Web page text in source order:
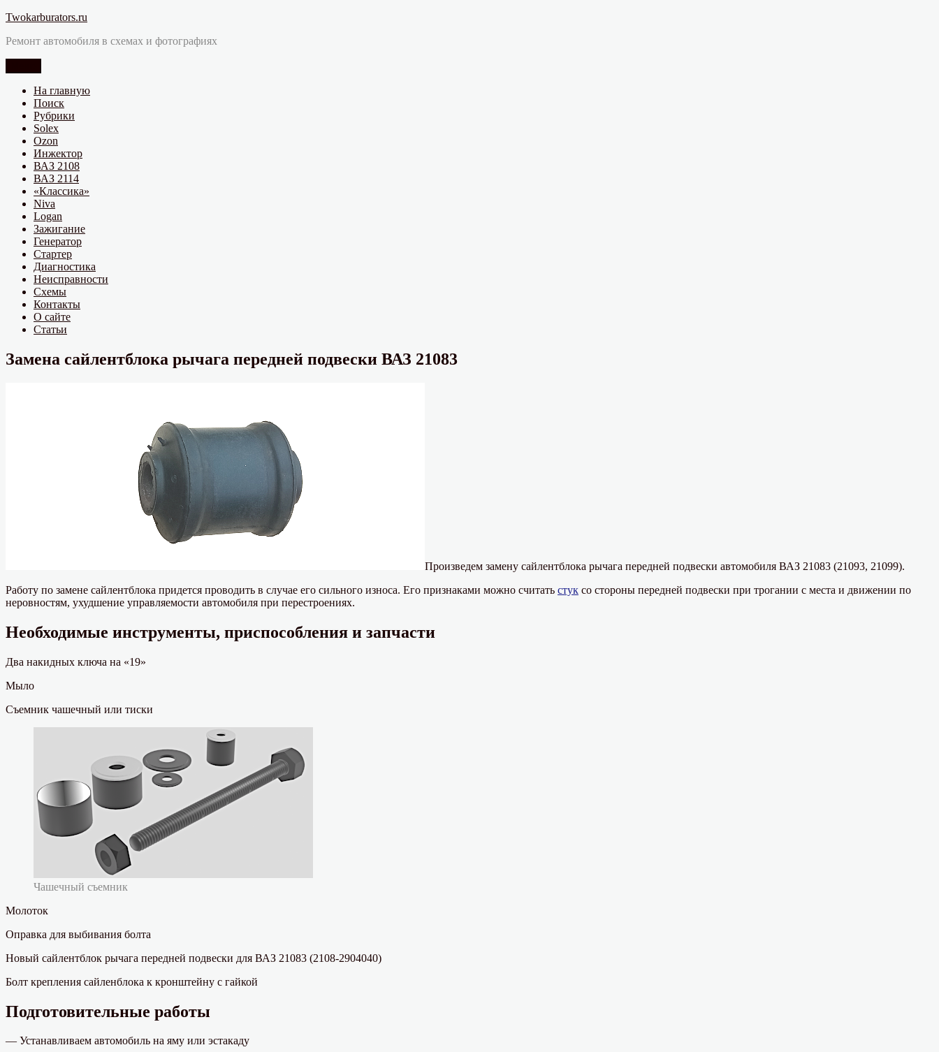
Перейти
содержимому
Twokarburators.ru
Ремонт автомобиля в схемах и фотографиях
На главную
Поиск
Рубрики
Solex
Ozon
Инжектор
ВАЗ 2108
ВАЗ 2114
«Классика»
Niva
Logan
Зажигание
Генератор
Стартер
Диагностика
Неисправности
Схемы
Контакты
О сайте
Статьи
Замена сайлентблока рычага передней подвески ВАЗ 21083
Произведем замену сайлентблока рычага передней подвески автомобиля ВАЗ 21083 (21093, 21099).
Работу по замене сайлентблока придется проводить в случае его сильного износа. Его признаками можно считать стук со стороны передней подвески при трогании с места и движении по
неровностям, ухудшение управляемости автомобиля при перестроениях.
Необходимые инструменты, приспособления и запчасти
Два накидных ключа на «19»
Мыло
Съемник чашечный или тиски
Чашечный съемник
Молоток
Оправка для выбивания болта
Новый сайлентблок рычага передней подвески для ВАЗ 21083 (2108-2904040)
Болт крепления сайленблока к кронштейну с гайкой
Подготовительные работы
— Устанавливаем автомобиль на яму или эстакаду